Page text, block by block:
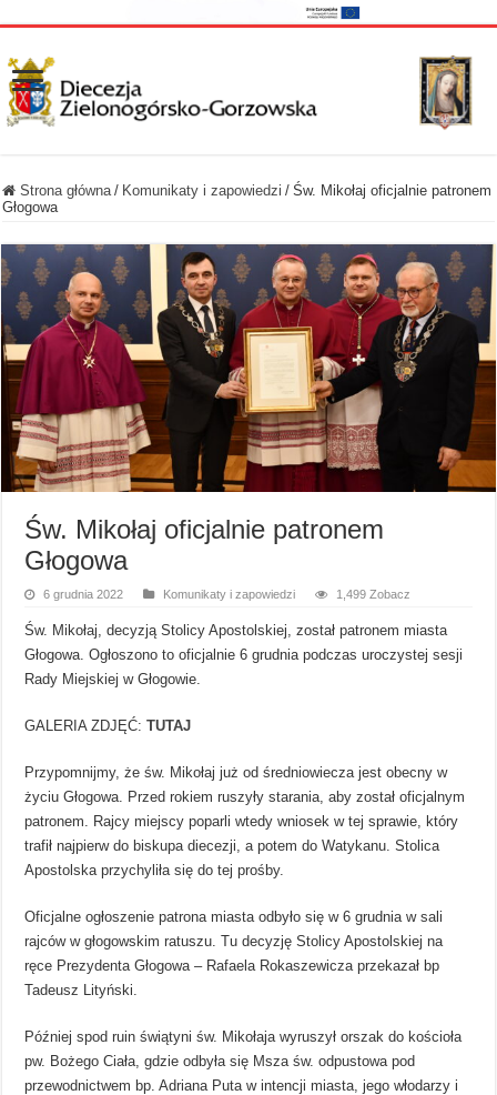
Strona główna / Komunikaty i zapowiedzi / Św. Mikołaj oficjalnie patronem
Głogowa
Św. Mikołaj oficjalnie patronem
Głogowa
6 grudnia 2022 Komunikaty i zapowiedzi 1,499 Zobacz
Św. Mikołaj, decyzją Stolicy Apostolskiej, został patronem miasta
Głogowa. Ogłoszono to oficjalnie 6 grudnia podczas uroczystej sesji
Rady Miejskiej w Głogowie.
GALERIA ZDJĘĆ:TUTAJ
Przypomnijmy, że św. Mikołaj już od średniowiecza jest obecny w
życiu Głogowa. Przed rokiem ruszyły starania, aby został oficjalnym
patronem. Rajcy miejscy poparli wtedy wniosek w tej sprawie, który
trafił najpierw do biskupa diecezji, a potem do Watykanu. Stolica
Apostolska przychyliła się do tej prośby.
Oficjalne ogłoszenie patrona miasta odbyło się w 6 grudnia w sali
rajców w głogowskim ratuszu. Tu decyzję Stolicy Apostolskiej na
ręce Prezydenta Głogowa – Rafaela Rokaszewicza przekazał bp
Tadeusz Lityński.
Później spod ruin świątyni św. Mikołaja wyruszył orszak do kościoła
pw. Bożego Ciała, gdzie odbyła się Msza św. odpustowa pod
przewodnictwem bp. Adriana Puta w intencji miasta, jego włodarzy i